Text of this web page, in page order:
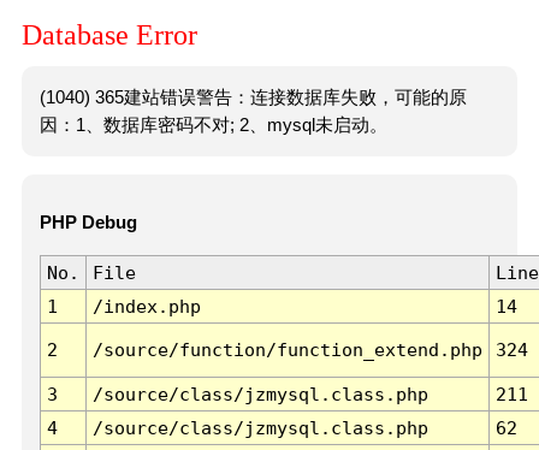
Database Error
(1040) 365建站错误警告：连接数据库失败，可能的原
因：1、数据库密码不对; 2、mysql未启动。
PHP Debug
No. File
Line
1
/index.php 14
2 /source/function/function_extend.php 324
3 /source/class/jzmysql.class.php
211
4
/source/class/jzmysql.class.php
62